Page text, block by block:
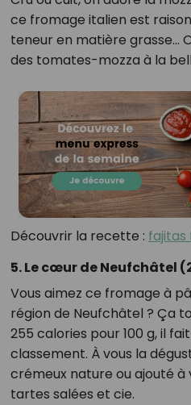
ce fromage italien est
teneur en matière grasse…
des tomates-mozza à la
Découvrir la recette : fajitas
5. Le cœur de Neufchâtel
Vous aimez ce fromage à
région de Neufchâtel ? Ça
255 calories pour 100 g, il
classement. À vous la
crémeux nature ou ajouté à
tartes salées et cie.